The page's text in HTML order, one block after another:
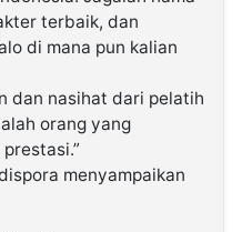
terbaik, dan
di mana pun kalian
dan nasihat dari pelatih
orang yang
menyampaikan